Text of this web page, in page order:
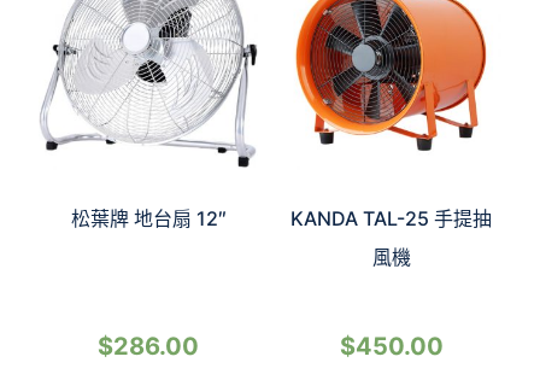
松葉牌 地台扇 12″
$286.00
KANDA TAL-25 手提抽
風機
$450.00